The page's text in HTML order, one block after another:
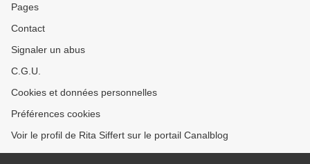
Pages
Contact
Signaler un abus
C.G.U.
Cookies et données personnelles
Préférences cookies
Voir le profil de Rita Siffert sur le portail Canalblog